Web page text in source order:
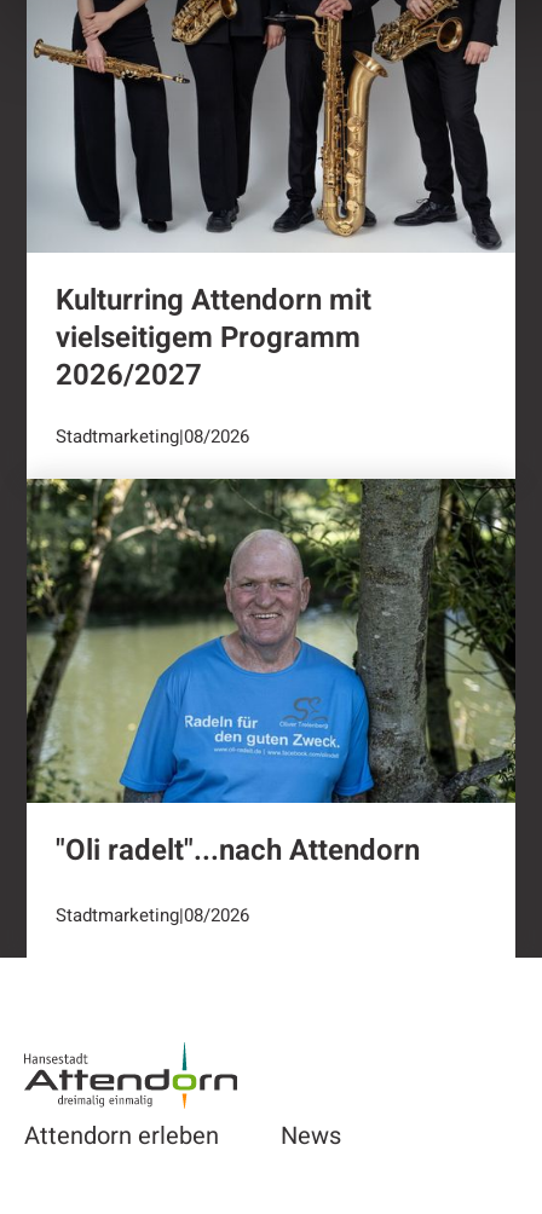
Kulturring Attendorn mit
vielseitigem Programm
2026/2027
Stadtmarketing|08/2026
"Oli radelt"...nach Attendorn
"Oli radelt"...nach Attendorn
Stadtmarketing|08/2026
Attendorn erleben News